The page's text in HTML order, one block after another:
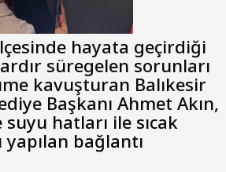
hayata geçirdiği
süregelen sorunları
kavuşturan Balıkesir
Başkanı Ahmet Akın,
suyu hatları ile sıcak
yapılan bağlantı